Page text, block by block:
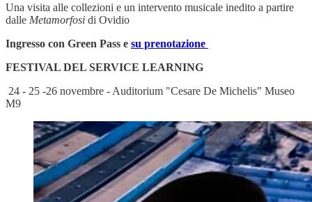
Una visita alle collezioni e un intervento musicale inedito a partire
dalle Metamorfosi di Ovidio
Ingresso con Green Pass e su prenotazione
FESTIVAL DEL SERVICE LEARNING
24 - 25 -26 novembre - Auditorium "Cesare De Michelis" Museo
M9